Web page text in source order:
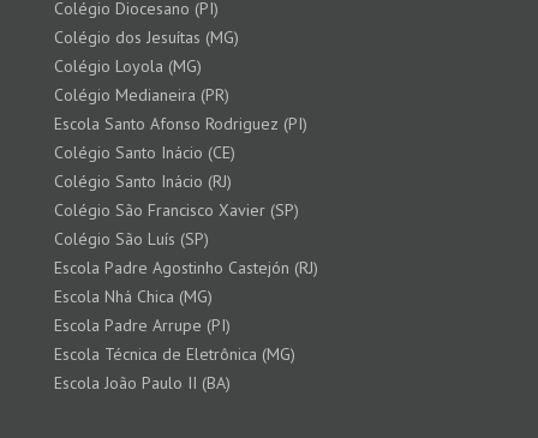
Colégio Diocesano (PI)
Colégio dos Jesuítas (MG)
Colégio Loyola (MG)
Colégio Medianeira (PR)
Escola Santo Afonso Rodriguez (PI)
Colégio Santo Inácio (CE)
Colégio Santo Inácio (RJ)
Colégio São Francisco Xavier (SP)
Colégio São Luís (SP)
Escola Padre Agostinho Castejón (RJ)
Escola Nhá Chica (MG)
Escola Padre Arrupe (PI)
Escola Técnica de Eletrônica (MG)
Escola João Paulo II (BA)